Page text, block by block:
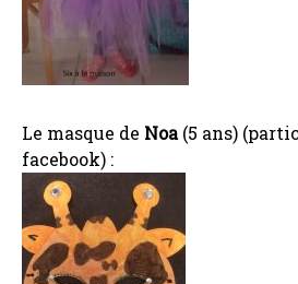
Le masque de Noa(5 ans)
facebook) :